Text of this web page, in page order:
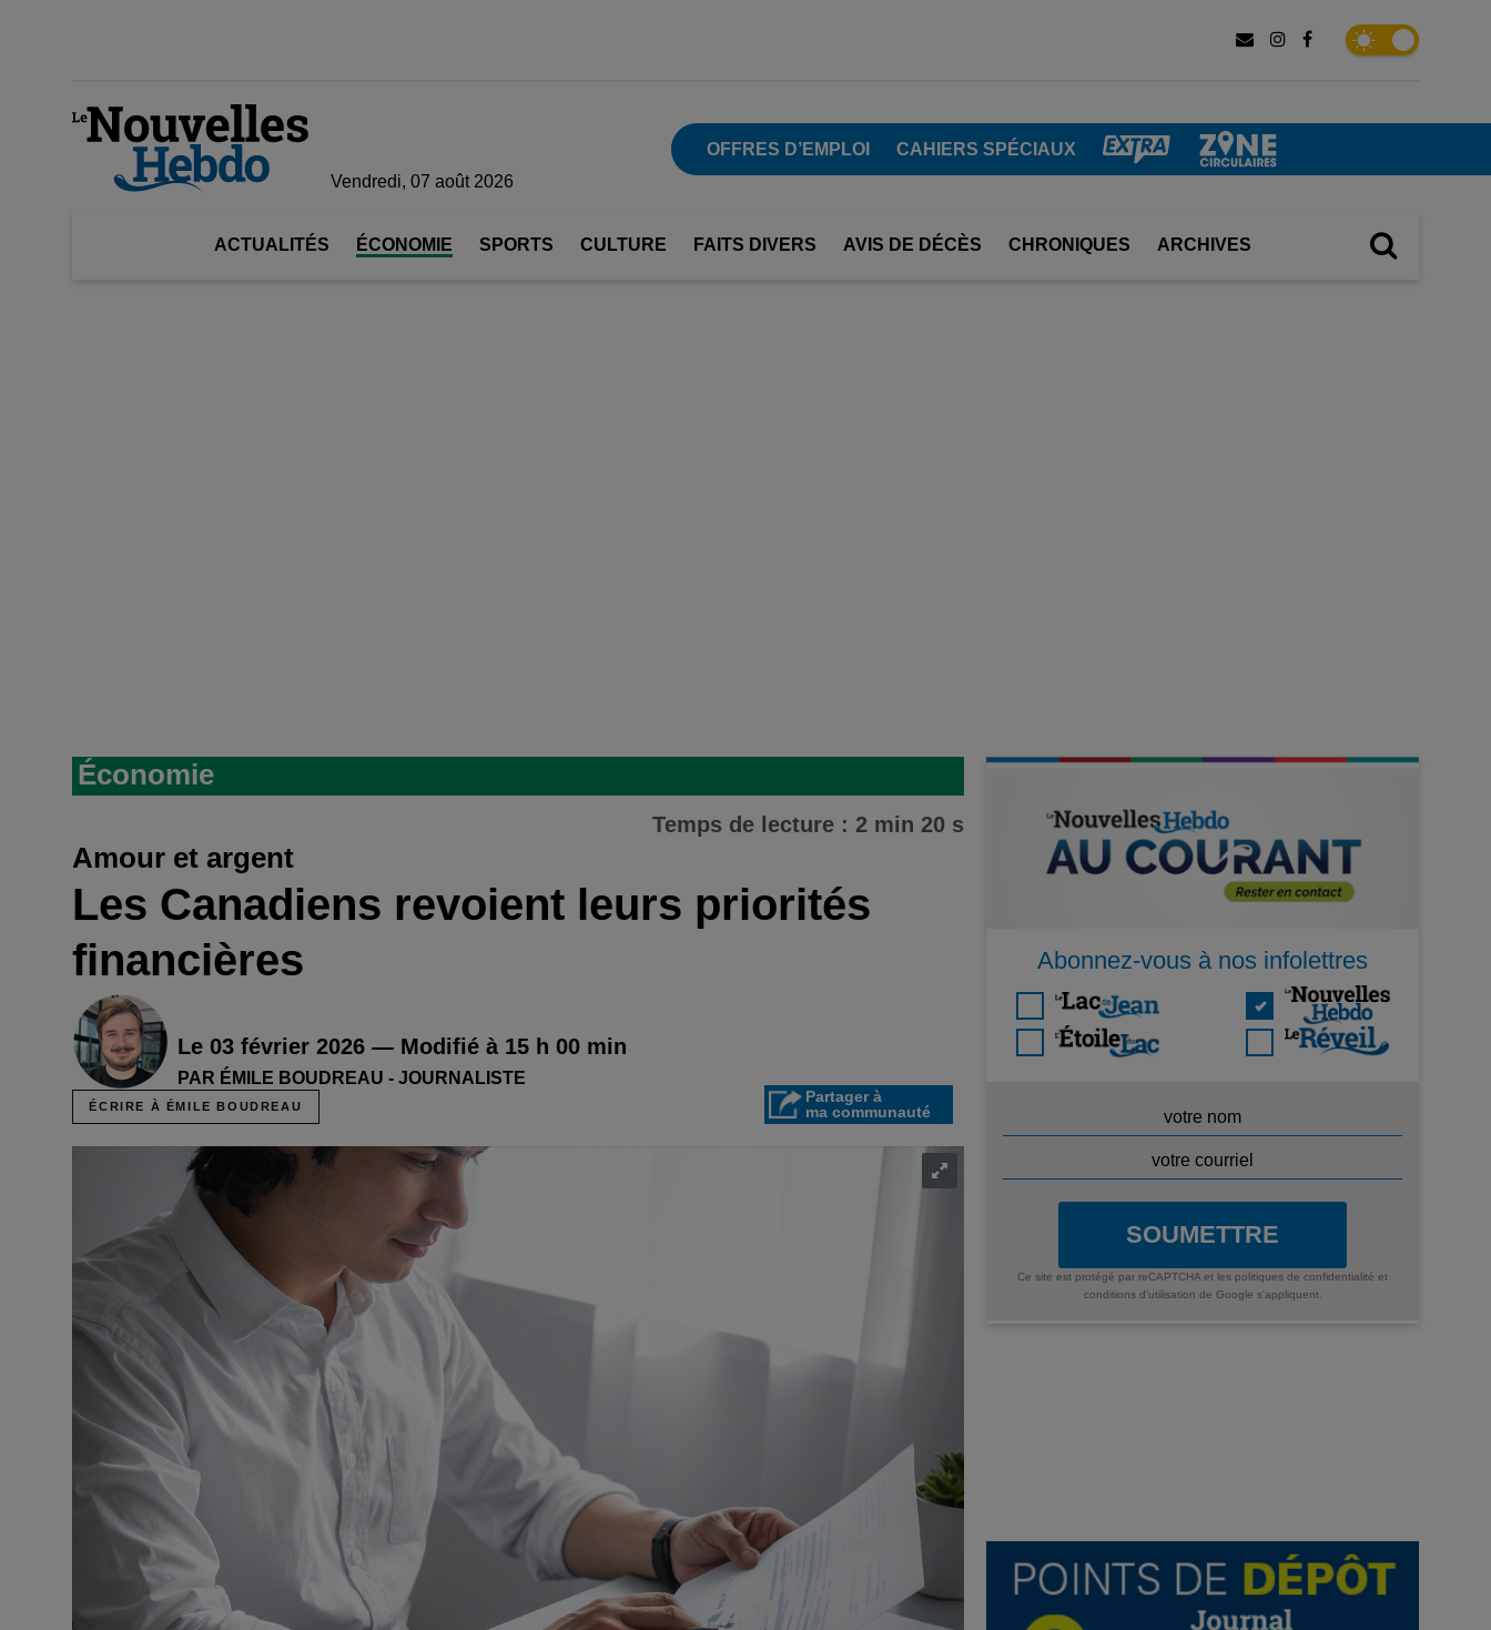
Vendredi, 07 août 2026
OFFRES D’EMPLOI CAHIERS SPÉCIAUX
ACTUALITÉS ÉCONOMIE SPORTS CULTURE FAITS DIVERS AVIS DE DÉCÈS CHRONIQUES ARCHIVES
Économie
Temps de lecture : 2 min 20 s
Amour et argent
Les Canadiens revoient leurs priorités
financières
Le 03 février 2026 — Modifié à 15 h 00 min
PAR ÉMILE BOUDREAU - JOURNALISTE
ÉCRIRE À ÉMILE BOUDREAU
Partager à
ma communauté
Abonnez-vous à nos infolettres
SOUMETTRE
Ce site est protégé par reCAPTCHA et les politiques de confidentialité et
conditions d'utilisation de Google s'appliquent.